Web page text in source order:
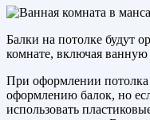
Балки на потолке будут
комнате, включая ванную
При оформлении потолка
оформлению балок, но
использовать